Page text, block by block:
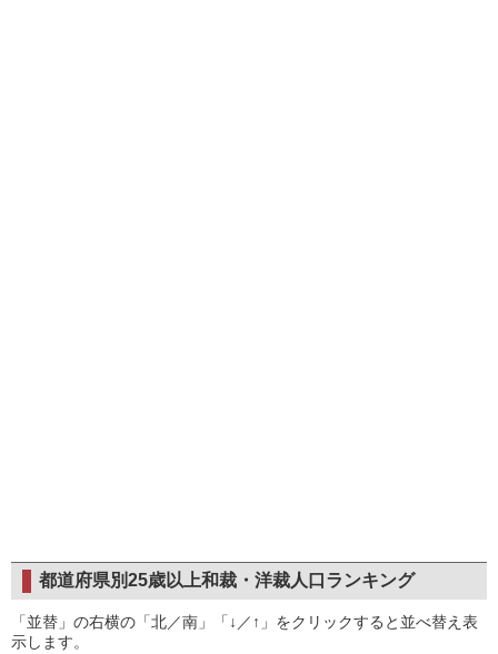
都道府県別25歳以上和裁・洋裁人口ランキング
「並替」の右横の「北／南」「↓／↑」をクリックすると並べ替え表
示します。